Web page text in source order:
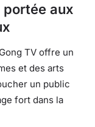
aux
TV offre un
et des arts
un public
fort dans la